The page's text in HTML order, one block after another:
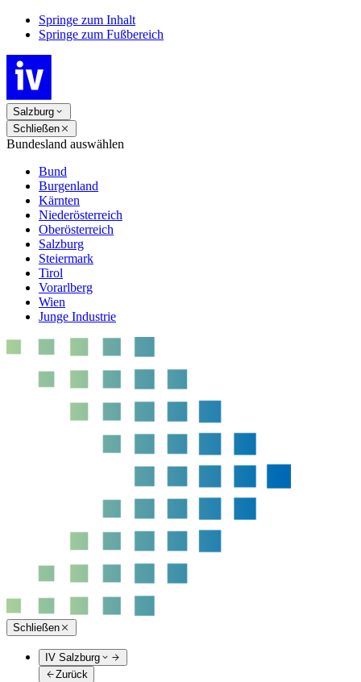
Springe zum Inhalt
Springe zum Fußbereich
Salzburg
Schließen
Bundesland auswählen
Bund
Burgenland
Kärnten
Niederösterreich
Oberösterreich
Salzburg
Steiermark
Tirol
Vorarlberg
Wien
Junge Industrie
Schließen
IV Salzburg
Zurück